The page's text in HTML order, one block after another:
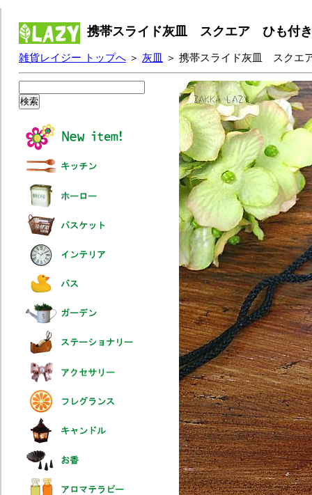
携帯スライド灰皿 スクエア ひも付き
雑貨レイジー トップへ ＞ 灰皿 ＞ 携帯スライド灰皿 スクエ